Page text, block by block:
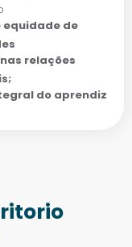
equidade de
relações
do aprendiz